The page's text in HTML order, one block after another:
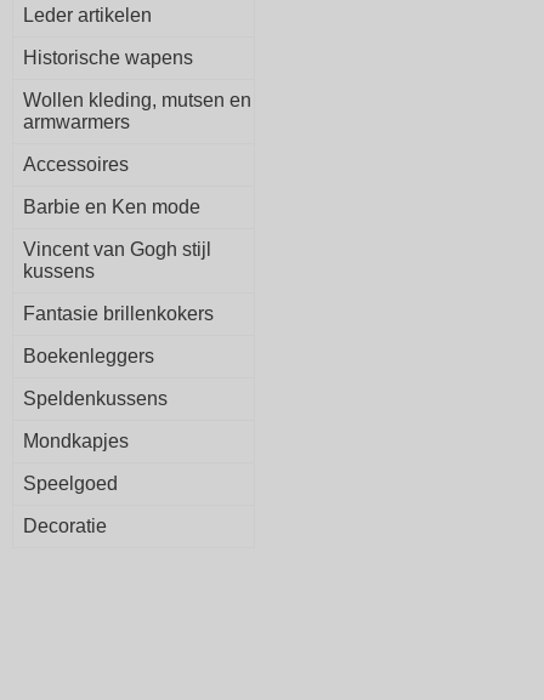
Leder artikelen
Historische wapens
Wollen kleding, mutsen en
armwarmers
Accessoires
Barbie en Ken mode
Vincent van Gogh stijl
kussens
Fantasie brillenkokers
Boekenleggers
Speldenkussens
Mondkapjes
Speelgoed
Decoratie